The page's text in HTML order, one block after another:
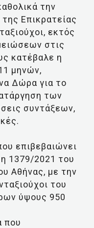
την
Επικρατείας
εκτός
στις
κατέβαλε η
μηνών,
Δώρα για το
των
συντάξεων,
επιβεβαιώνει
η 1379/2021 του
Αθήνας, με την
του
ύψους 950
που